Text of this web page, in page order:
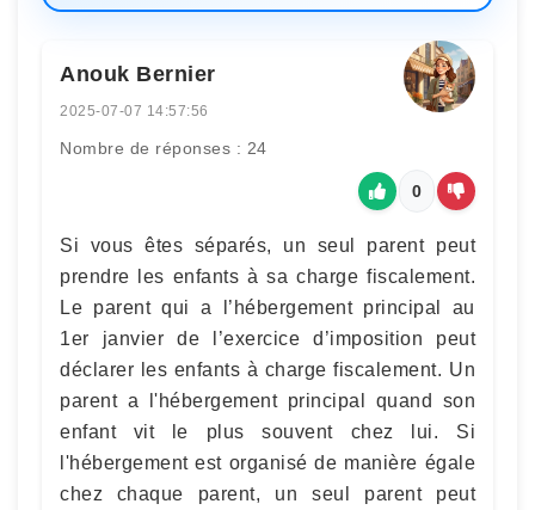
Anouk Bernier
2025-07-07 14:57:56
Nombre de réponses : 24
0
Si vous êtes séparés, un seul parent peut
prendre les enfants à sa charge fiscalement.
Le parent qui a l’hébergement principal au
1er janvier de l’exercice d’imposition peut
déclarer les enfants à charge fiscalement. Un
parent a l'hébergement principal quand son
enfant vit le plus souvent chez lui. Si
l'hébergement est organisé de manière égale
chez chaque parent, un seul parent peut